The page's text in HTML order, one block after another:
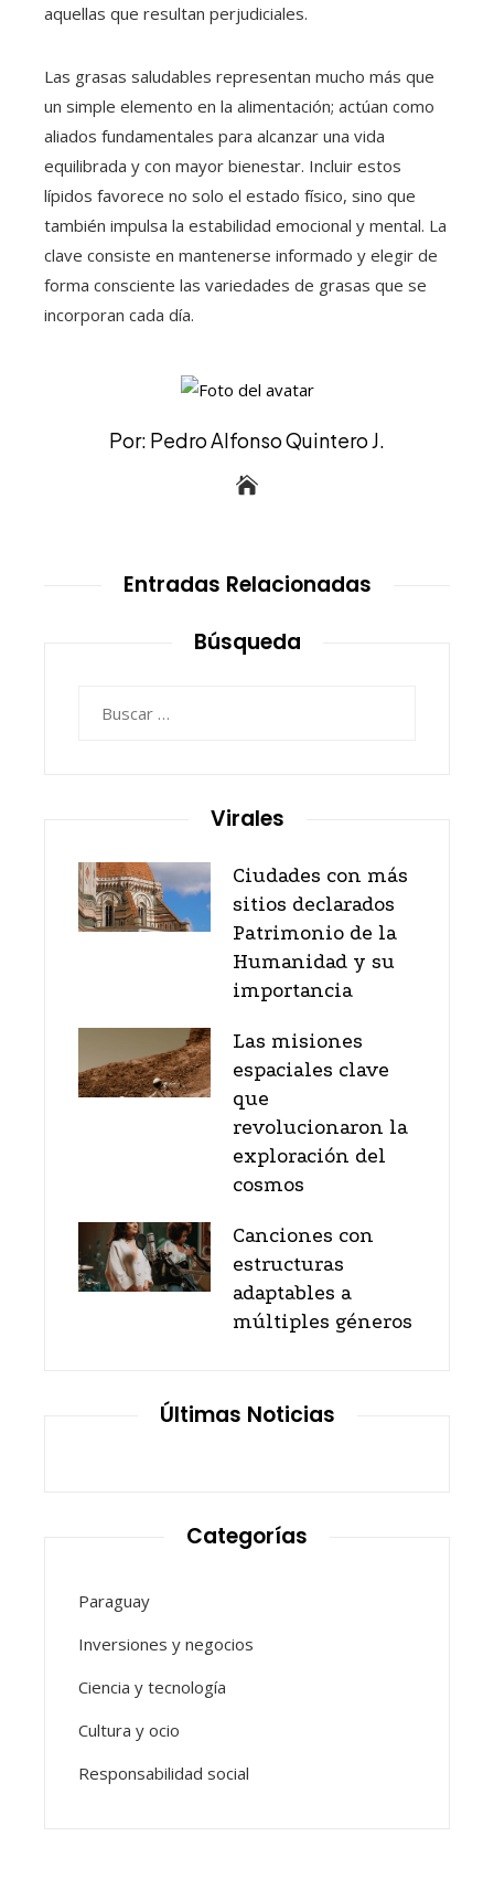
aquellas que resultan perjudiciales.
Las grasas saludables representan mucho más que
un simple elemento en la alimentación; actúan como
aliados fundamentales para alcanzar una vida
equilibrada y con mayor bienestar. Incluir estos
lípidos favorece no solo el estado físico, sino que
también impulsa la estabilidad emocional y mental. La
clave consiste en mantenerse informado y elegir de
forma consciente las variedades de grasas que se
incorporan cada día.
Por: Pedro Alfonso Quintero J.
Entradas Relacionadas
Búsqueda
Virales
Ciudades con más
sitios declarados
Patrimonio de la
Humanidad y su
importancia
Las misiones
espaciales clave
que
revolucionaron la
exploración del
cosmos
Canciones con
estructuras
adaptables a
múltiples géneros
Últimas Noticias
Categorías
Paraguay
Inversiones y negocios
Ciencia y tecnología
Cultura y ocio
Responsabilidad social